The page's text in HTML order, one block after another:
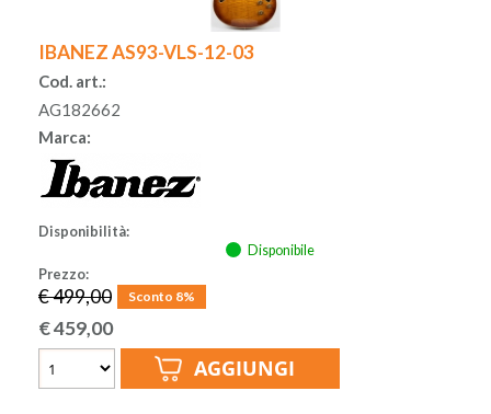
IBANEZ AS93-VLS-12-03
Cod. art.:
AG182662
Marca:
Disponibilità:
Disponibile
Prezzo:
€ 499,00 Sconto 8%
€459,00